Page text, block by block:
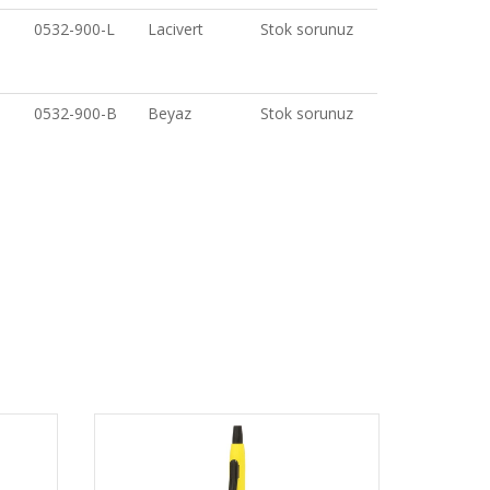
0532-900-L Lacivert Stok sorunuz
0532-900-B Beyaz Stok sorunuz